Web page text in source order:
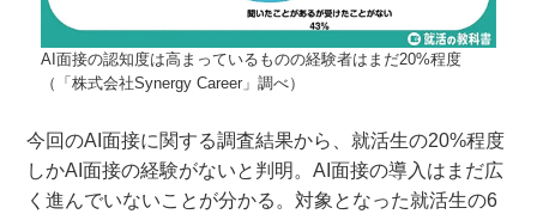
AI面接の認知度は高まっているものの経験者はまだ20%程度
（「株式会社Synergy Career」調べ）
今回のAI面接に関する調査結果から、就活生の20%程度
しかAI面接の経験がないと判明。AI面接の導入はまだ広
く進んでいないことが分かる。対象となった就活生の6